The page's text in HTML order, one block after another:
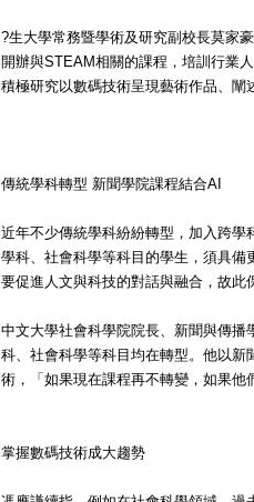
?生大學常務暨學術及研究副校長莫家
開辦與STEAM相關的課程，培訓行業
積極研究以數碼技術呈現藝術作品、闡
傳統學科轉型 新聞學院課程結合AI
近年不少傳統學科紛紛轉型，加入跨
學科、社會科學等科目的學生，須具
要促進人文與科技的對話與融合，故此
中文大學社會科學院院長、新聞與傳
科、社會科學等科目均在轉型。他以
術，「如果現在課程再不轉變，如果他
掌握數碼技術成大趨勢